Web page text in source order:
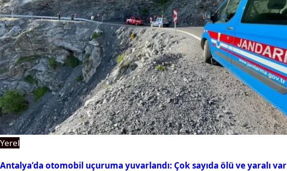
Yerel
Antalya’da otomobil uçuruma yuvarlandı: Çok sayıda ölü ve yaralı var